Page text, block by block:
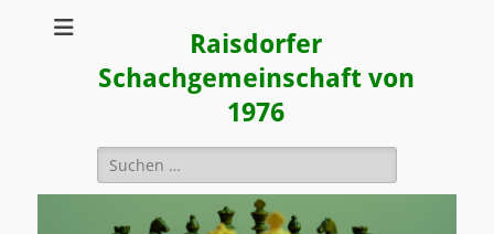
Raisdorfer
Schachgemeinschaft von
1976
Suchen
nach: